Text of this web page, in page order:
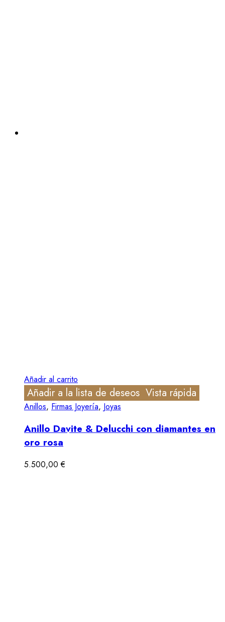
Añadir al carrito
Añadir a la lista de deseos Vista rápida
Anillos, Firmas Joyería, Joyas
Anillo Davite & Delucchi con diamantes en
oro rosa
5.500,00€